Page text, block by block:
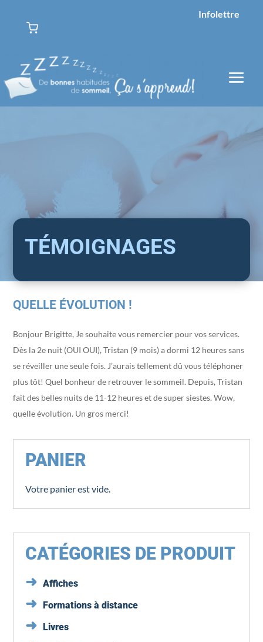
Infolettre
TÉMOIGNAGES
QUELLE ÉVOLUTION !
Bonjour Brigitte, Je souhaite vous remercier pour vos services.
Dès la 2e nuit (OUI OUI), Tristan (9 mois) a dormi 12 heures sans
se réveiller une seule fois. J’aurais tellement dû vous téléphoner
plus tôt! Quel bonheur de retrouver le sommeil. Depuis, Tristan
fait des belles nuits de 11-12 heures et de super siestes. Wow,
quelle évolution. Un gros merci!
PANIER
Votre panier est vide.
CATÉGORIES DE PRODUIT
Affiches
Formations à distance
Livres